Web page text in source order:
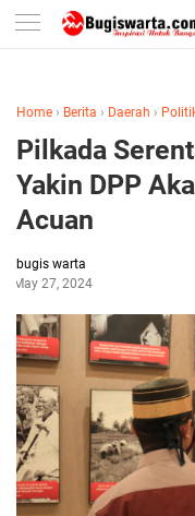
-->
Home › Berita › Daerah ›
Pilkada
Yakin DPP
Acuan
bugis warta
May 27, 2024